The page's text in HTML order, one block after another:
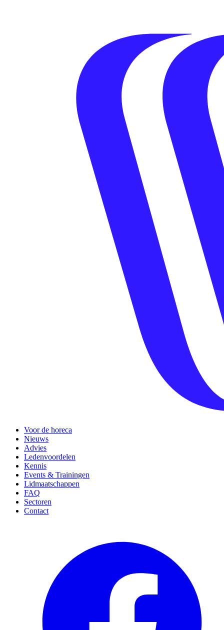
Voor de horeca
Nieuws
Advies
Ledenvoordelen
Kennis
Events & Trainingen
Lidmaatschappen
FAQ
Sectoren
Contact